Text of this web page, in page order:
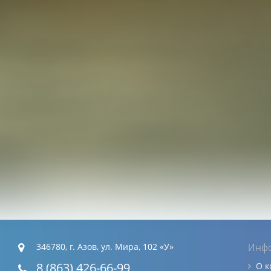
346780, г. Азов, ул. Мира, 102 «У»
8 (863) 426-66-99 О